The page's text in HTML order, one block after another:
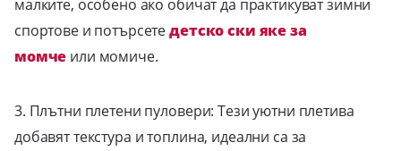
малките, особено ако обичат да практикуват зимни
спортове и потърсетедетско ски яке за
момче или момиче.
3. Плътни плетени пуловери: Тези уютни плетива
добавят текстура и топлина, идеални са за